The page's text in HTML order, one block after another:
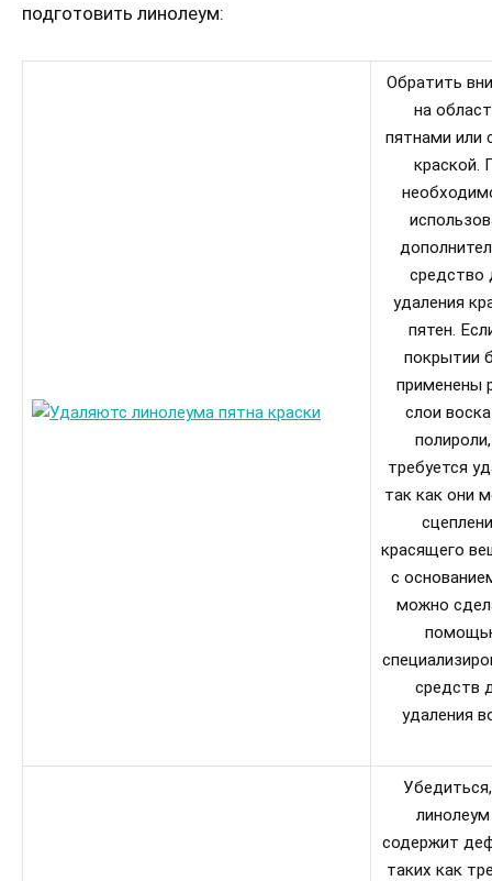
подготовить линолеум:
Обратить
на
пятнами или
краской.
средство
удаления
пятен.
покрытии
применены
слои
требуется
так как они
красящего
с
можно
средств
удаления
содержит
таких как